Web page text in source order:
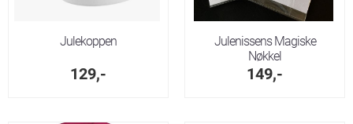
Julekoppen
129,-
Julenissens Magiske
Nøkkel
149,-